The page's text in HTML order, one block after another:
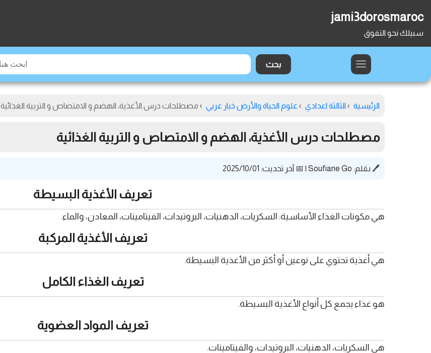
jami3dorosmaroc
سبيلك نحو التفوق
الرئيسية › الثالثة اعدادي › علوم الحياة والأرض خيار عربي › مصطلحات درس الأغذية، الهضم و الامتصاص و التربية الغذائية
مصطلحات درس الأغذية، الهضم و الامتصاص و التربية الغذائية
🖊️ بقلم: Soufiane Go
| 📅 آخر تحديث: 2025/10/01
تعريف الأغذية البسيطة
هي مكونات الغذاء الأساسية: السكريات، الدهنيات، البروتيدات، الفيتامينات، المعادن، والماء.
تعريف الأغذية المركبة
هي أغذية تحتوي على نوعين أو أكثر من الأغذية البسيطة.
تعريف الغذاء الكامل
هو غذاء يجمع كل أنواع الأغذية البسيطة.
تعريف المواد العضوية
هي السكريات، الدهنيات، البروتيدات، والفيتامينات.